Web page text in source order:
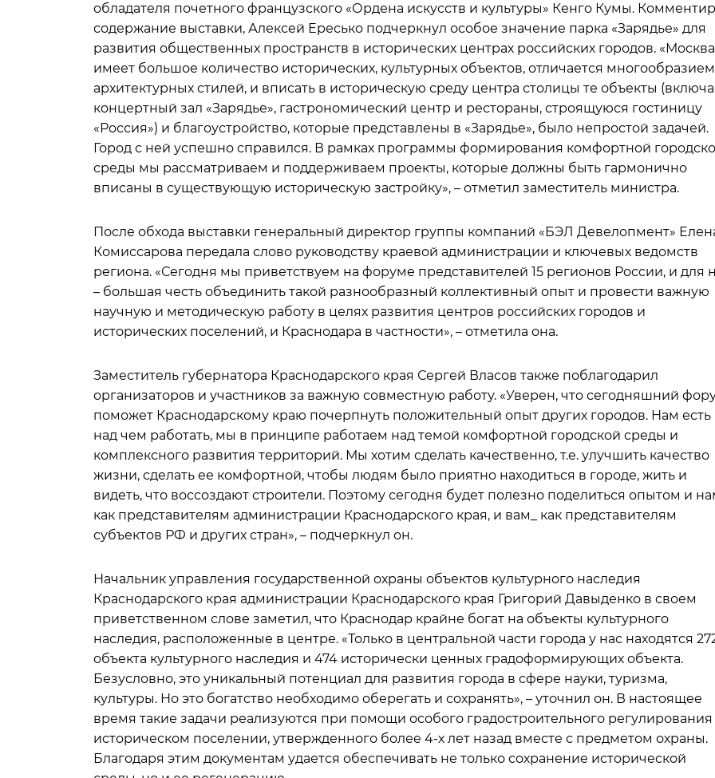
обладателя почетного французского «Ордена искусств и культуры» Кенго Кумы.
содержание выставки, Алексей Ересько подчеркнул особое значение парка «Зарядье» для
развития общественных пространств в исторических центрах российских городов. «Москва
имеет большое количество исторических, культурных объектов, отличается многообразием
архитектурных стилей, и вписать в историческую среду центра столицы те объекты
концертный зал «Зарядье», гастрономический центр и рестораны, строящуюся гостиницу
«Россия») и благоустройство, которые представлены в «Зарядье», было непростой задачей.
Город с ней успешно справился. В рамках программы формирования комфортной
среды мы рассматриваем и поддерживаем проекты, которые должны быть гармонично
вписаны в существующую историческую застройку», – отметил заместитель министра.
После обхода выставки генеральный директор группы компаний «БЭЛ Девелопмент»
Комиссарова передала слово руководству краевой администрации и ключевых ведомств
региона. «Сегодня мы приветствуем на форуме представителей 15 регионов России, и для
– большая честь объединить такой разнообразный коллективный опыт и провести важную
научную и методическую работу в целях развития центров российских городов и
исторических поселений, и Краснодара в частности», – отметила она.
Заместитель губернатора Краснодарского края Сергей Власов также поблагодарил
организаторов и участников за важную совместную работу. «Уверен, что сегодняшний
поможет Краснодарскому краю почерпнуть положительный опыт других городов. Нам есть
над чем работать, мы в принципе работаем над темой комфортной городской среды и
комплексного развития территорий. Мы хотим сделать качественно, т.е. улучшить качество
жизни, сделать ее комфортной, чтобы людям было приятно находиться в городе, жить и
видеть, что воссоздают строители. Поэтому сегодня будет полезно поделиться опытом и
как представителям администрации Краснодарского края, и вам_ как представителям
субъектов РФ и других стран», – подчеркнул он.
Начальник управления государственной охраны объектов культурного наследия
Краснодарского края администрации Краснодарского края Григорий Давыденко в своем
приветственном слове заметил, что Краснодар крайне богат на объекты культурного
наследия, расположенные в центре. «Только в центральной части города у нас находятся
объекта культурного наследия и 474 исторически ценных градоформирующих объекта.
Безусловно, это уникальный потенциал для развития города в сфере науки, туризма,
культуры. Но это богатство необходимо оберегать и сохранять», – уточнил он. В настоящее
время такие задачи реализуются при помощи особого градостроительного регулирования
историческом поселении, утвержденного более 4-х лет назад вместе с предметом охраны.
Благодаря этим документам удается обеспечивать не только сохранение исторической